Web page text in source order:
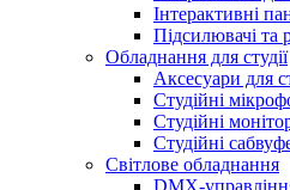
Інтерактивні
Підсилювачі та
Обладнання для студії
Аксесуари для
Студійні
Студійні
Студійні
Світлове обладнання
DMX-